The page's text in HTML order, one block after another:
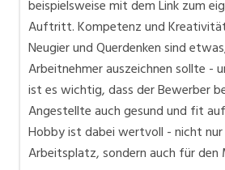
beispielsweise mit dem Link zum
Auftritt. Kompetenz und
Neugier und Querdenken sind
Arbeitnehmer auszeichnen sollte -
ist es wichtig, dass der Bewerber
Angestellte auch gesund und fit
Hobby ist dabei wertvoll - nicht
Arbeitsplatz, sondern auch für den